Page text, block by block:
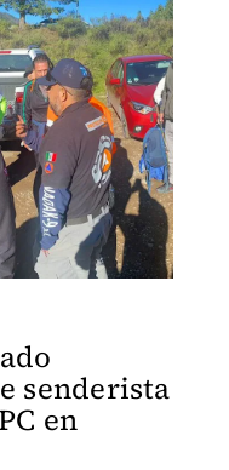
senderista
en